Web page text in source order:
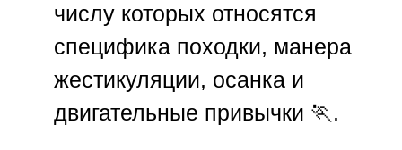
числу которых относятся
специфика походки, манера
жестикуляции, осанка и
двигательные привычки 🏃.